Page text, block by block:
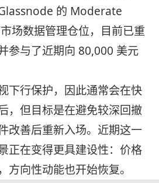
的 Moderate
场数据管理仓位，目前已重
参与了近期向 80,000 美元
下行保护，因此通常会在快
，但目标是在避免较深回撤
改善后重新入场。近期这一
正在变得更具建设性：价格
方向性动能也开始恢复。